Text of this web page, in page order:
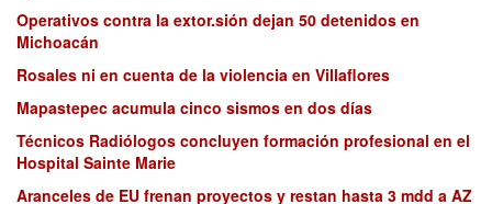
Operativos contra la extor.sión dejan 50 detenidos en
Michoacán
Rosales ni en cuenta de la violencia en Villaflores
Mapastepec acumula cinco sismos en dos días
Técnicos Radiólogos concluyen formación profesional en el
Hospital Sainte Marie
Aranceles de EU frenan proyectos y restan hasta 3 mdd a AZ